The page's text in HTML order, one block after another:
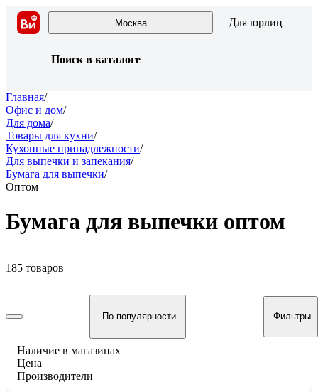
Москва Для юрлиц
Поиск в каталоге
Главная/
Офис и дом/
Для дома/
Товары для кухни/
Кухонные принадлежности/
Для выпечки и запекания/
Бумага для выпечки/
Оптом
Бумага для выпечки оптом
185 товаров
По популярности Фильтры
Наличие в магазинах
Цена
Производители